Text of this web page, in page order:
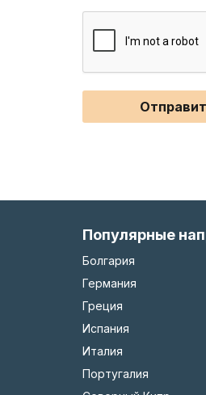
Популярные
Болгария
Германия
Греция
Испания
Италия
Португалия